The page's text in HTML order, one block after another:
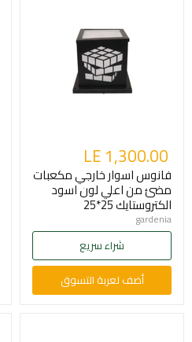
LE 1,300.00
فانوس اسوار خارجي مكعبات
مضئ من اعلي لون اسود
الكتروستايك 25*25
gardenia
شراء سريع
أضف لعربة التسوق